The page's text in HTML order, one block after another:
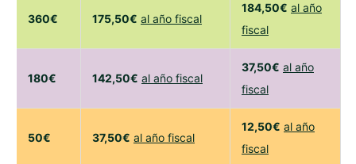
360€ 175,50€ al año fiscal
184,50€ al año
fiscal
180€ 142,50€ al año fiscal
37,50€ al año
fiscal
50€ 37,50€ al año fiscal
12,50€ al año
fiscal